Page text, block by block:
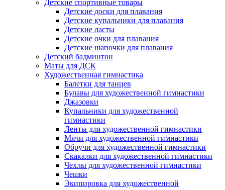
Детские спортивные товары
Детские доски для плавания
Детские купальники для плавания
Детские ласты
Детские очки для плавания
Детские шапочки для плавания
Детский бадминтон
Маты для ДСК
Художественная гимнастика
Балетки для танцев
Булавы для художественной гимнастики
Джазовки
Купальники для художественной
гимнастики
Ленты для художественной гимнастики
Мячи для художественной гимнастики
Обручи для художественной гимнастики
Скакалки для художественной гимнастики
Чехлы для художественной гимнастики
Чешки
Экипировка для художественной